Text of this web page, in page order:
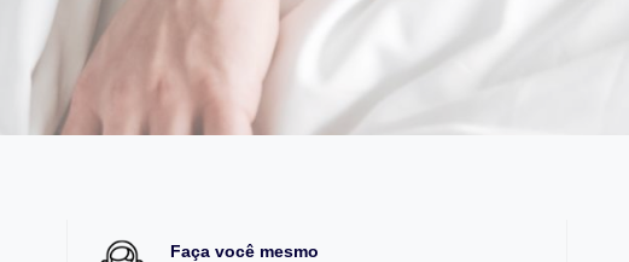
Faça você mesmo